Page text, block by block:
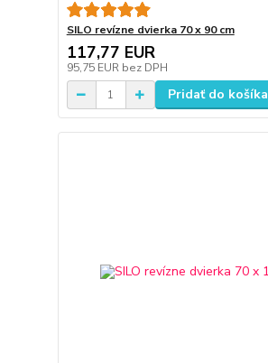
SILO revízne dvierka 70 x 90 cm
117,77 EUR
95,75 EUR bez DPH
Pridať do košíka